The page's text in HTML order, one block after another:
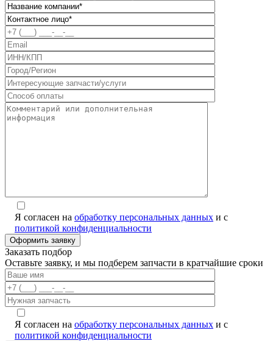
Я согласен на обработку персональных данных и с
политикой конфиденциальности
Заказать подбор
Оставьте заявку, и мы подберем запчасти в кратчайшие сроки
Я согласен на обработку персональных данных и с
политикой конфиденциальности